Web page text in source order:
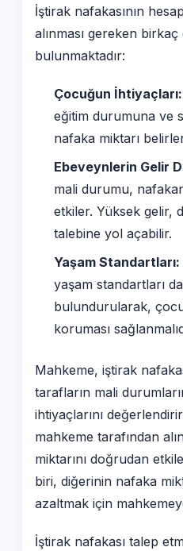
İştirak nafakasının
alınması gereken
bulunmaktadır:
Çocuğun İhtiyaçları:
eğitim durumuna ve
nafaka miktarı
Ebeveynlerin Gelir
mali durumu,
etkiler. Yüksek gelir,
talebine yol açabilir.
Yaşam Standartları:
yaşam standartları
bulundurularak,
koruması
Mahkeme, iştirak
tarafların mali
ihtiyaçlarını
mahkeme tarafından
miktarını doğrudan
biri, diğerinin nafaka
azaltmak için
İştirak nafakası talep